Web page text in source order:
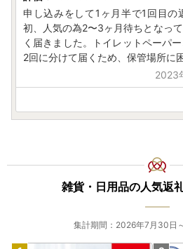
■不良品の取扱条件
お礼の品の受け取り時に必ず確認
万が一、次のような場合には、画
しくはメールにてお問い合わせく
・申し込まれたお礼の品と届いた
・お礼の品が破損している場合
■返礼品の発送につきましてのご要
の中にご記載をお願い致します。
申し込みをして1ヶ月半で1回目の
初、人気の為2〜3ヶ月待ちとなっ
く届きました。トイレットペーパ
2回に分けて届くため、保管場所に
2023
雑貨・日用品の人気返
集計期間：2026年7月30日